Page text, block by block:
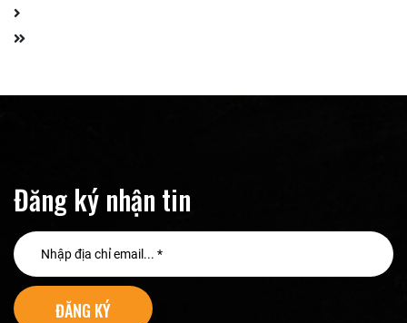
Đăng ký nhận tin
ĐĂNG KÝ